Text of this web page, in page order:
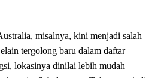
misalnya, kini menjadi salah
tergolong baru dalam daftar
lokasinya dinilai lebih mudah